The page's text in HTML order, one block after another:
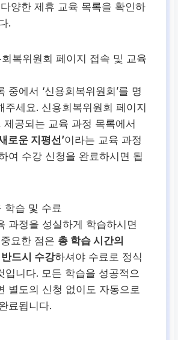
양한 제휴 교육 목록을 확인하
.
회복위원회 페이지 접속 및 교육
중에서 ‘신용회복위원회’를 명
주세요. 신용회복위원회 페이지
제공되는 교육 과정 목록에서
로운 지평선’이라는 교육 과정
여 수강 신청을 완료하시면 됩
학습 및 수료
과정을 성실하게 학습하시면
요한 점은 총 학습 시간의
드시 수강하셔야 수료로 정식
입니다. 모든 학습을 성공적으
별도의 신청 없이도 자동으로
료됩니다.